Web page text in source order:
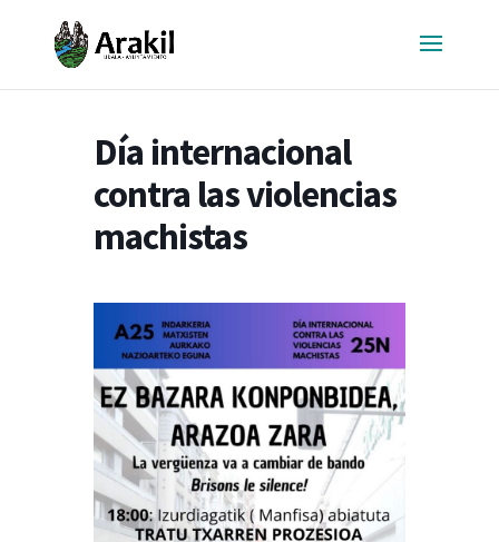
Día internacional
contra las violencias
machistas